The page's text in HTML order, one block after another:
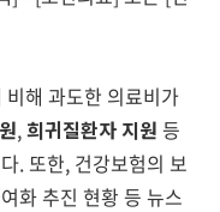
비해 과도한 의료비가
,희귀질환자 지원 등
. 또한, 건강보험의 보
화 추진 현황 등 뉴스